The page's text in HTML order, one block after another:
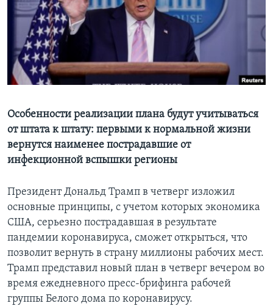
Learning English
СОЦИАЛЬНЫЕ СЕТИ
Языки
Особенности реализации плана будут учитываться
от штата к штату: первыми к нормальной жизни
вернутся наименее пострадавшие от
инфекционной вспышки регионы
Президент Дональд Трамп в четверг изложил
основные принципы, с учетом которых экономика
США, серьезно пострадавшая в результате
пандемии коронавируса, сможет открыться, что
позволит вернуть в страну миллионы рабочих мест.
Трамп представил новый план в четверг вечером во
время ежедневного пресс-брифинга рабочей
группы Белого дома по коронавирусу.